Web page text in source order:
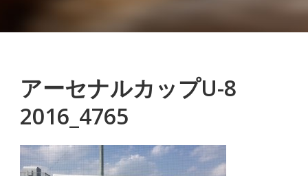
アーセナルカップU-8
2016_4765